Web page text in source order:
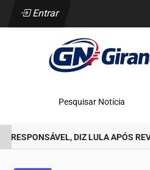
Entrar
Pesquisar Notícia
DIZ LULA APÓS